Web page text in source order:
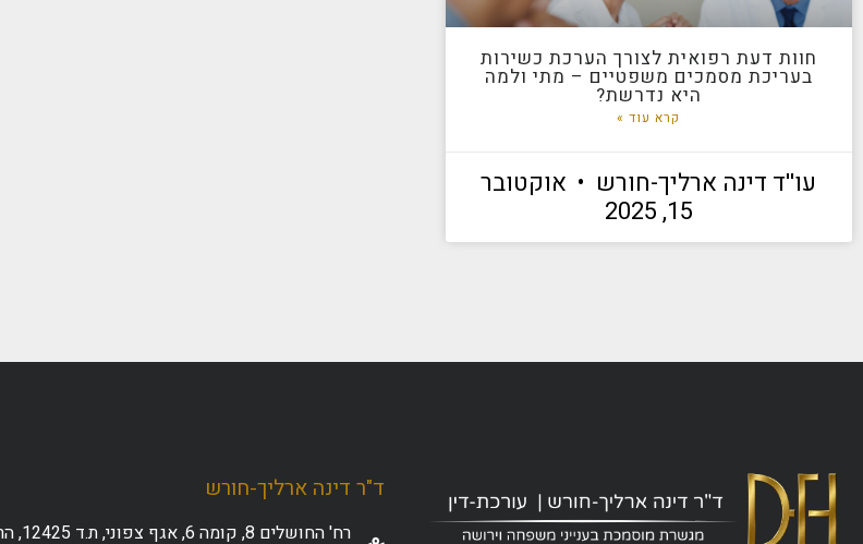
חוות דעת רפואית לצורך הערכת כשירות
בעריכת מסמכים משפטיים – מתי ולמה
היא נדרשת?
קרא עוד »
עו''ד דינה ארליך-חורש
אוקטובר
15, 2025
ד"ר דינה ארליך-חורש
רח' החושלים 8,